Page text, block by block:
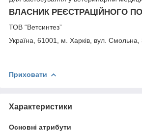
ВЛАСНИК РЕЄСТРАЦІЙНОГО
ТОВ “Ветсинтез”
Україна, 61001, м. Харків, вул. Смольна,
Приховати
Характеристики
Основні атрибути